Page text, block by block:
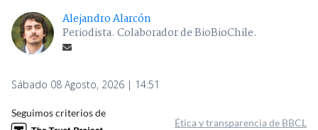
Alejandro Alarcón
Periodista. Colaborador de BioBioChile.
Sábado 08 Agosto, 2026 | 14:51
Seguimos criterios de
Ética y transparencia de BBCL